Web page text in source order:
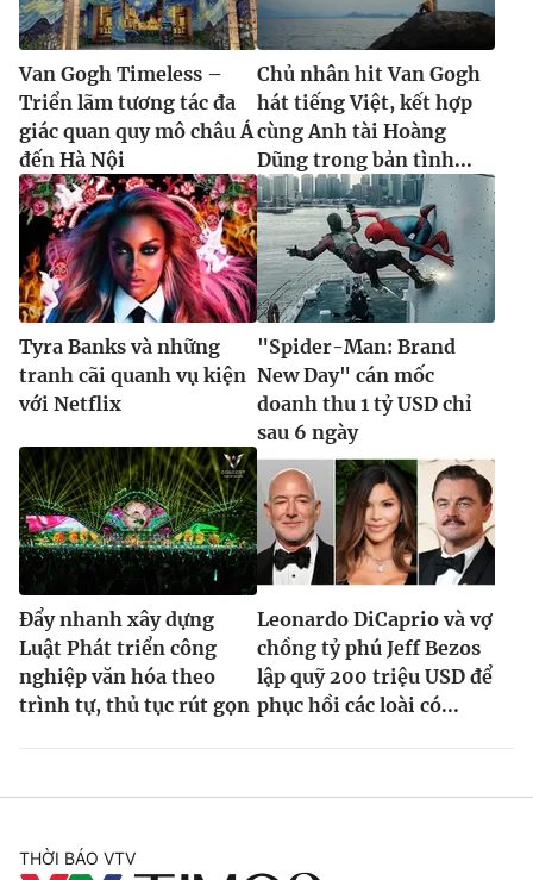
Van Gogh Timeless –
Triển lãm tương tác đa
giác quan quy mô châu Á
đến Hà Nội
Chủ nhân hit Van Gogh
hát tiếng Việt, kết hợp
cùng Anh tài Hoàng
Dũng trong bản tình...
Tyra Banks và những
tranh cãi quanh vụ kiện
với Netflix
"Spider-Man: Brand
New Day" cán mốc
doanh thu 1 tỷ USD chỉ
sau 6 ngày
Đẩy nhanh xây dựng
Luật Phát triển công
nghiệp văn hóa theo
trình tự, thủ tục rút gọn
Leonardo DiCaprio và vợ
chồng tỷ phú Jeff Bezos
lập quỹ 200 triệu USD để
phục hồi các loài có...
THỜI BÁO VTV